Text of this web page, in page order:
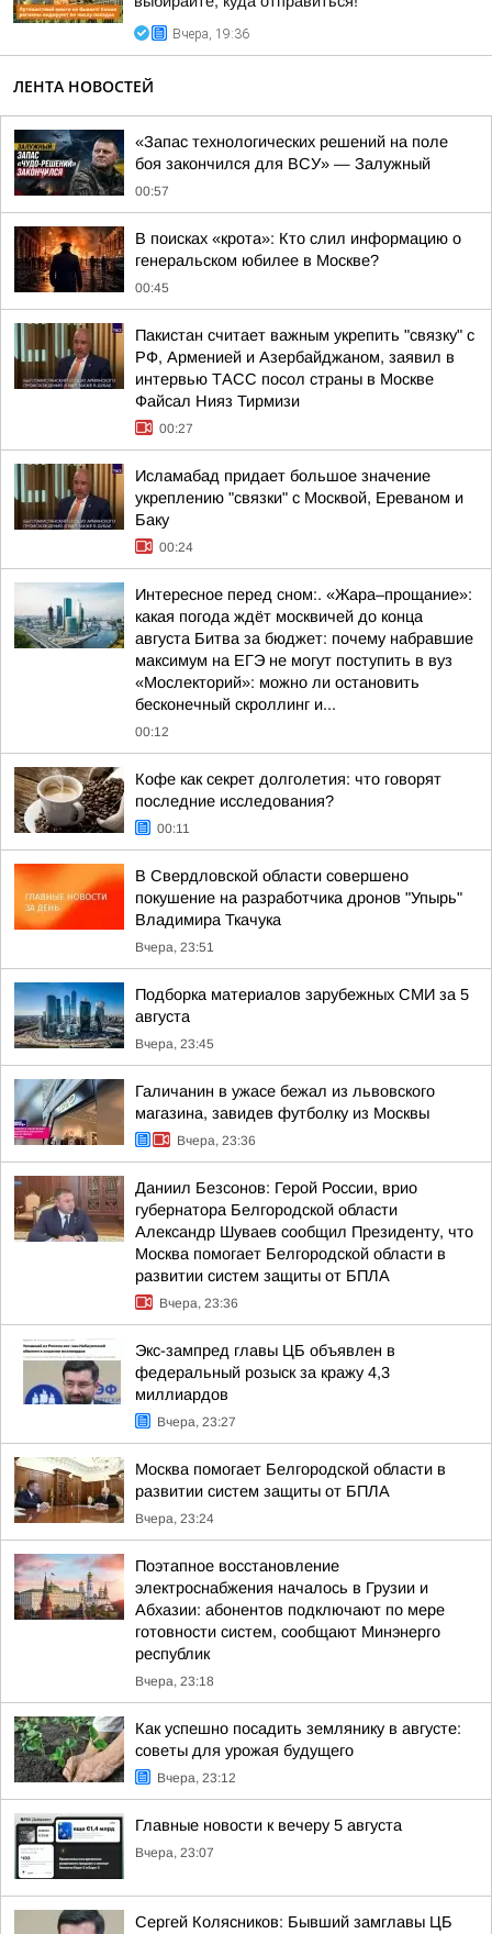
Вчера, 19:36
ЛЕНТА НОВОСТЕЙ
«Запас технологических решений на поле
боя закончился для ВСУ» — Залужный
00:57
В поисках «крота»: Кто слил информацию о
генеральском юбилее в Москве?
00:45
Пакистан считает важным укрепить "связку" с
РФ, Арменией и Азербайджаном, заявил в
интервью ТАСС посол страны в Москве
Файсал Нияз Тирмизи
00:27
Исламабад придает большое значение
укреплению "связки" с Москвой, Ереваном и
Баку
00:24
Интересное перед сном:. «Жара–прощание»:
какая погода ждёт москвичей до конца
августа Битва за бюджет: почему набравшие
максимум на ЕГЭ не могут поступить в вуз
«Мослекторий»: можно ли остановить
бесконечный скроллинг и...
00:12
Кофе как секрет долголетия: что говорят
последние исследования?
00:11
В Свердловской области совершено
покушение на разработчика дронов "Упырь"
Владимира Ткачука
Вчера, 23:51
Подборка материалов зарубежных СМИ за 5
августа
Вчера, 23:45
Галичанин в ужасе бежал из львовского
магазина, завидев футболку из Москвы
Вчера, 23:36
Даниил Безсонов: Герой России, врио
губернатора Белгородской области
Александр Шуваев сообщил Президенту, что
Москва помогает Белгородской области в
развитии систем защиты от БПЛА
Вчера, 23:36
Экс-зампред главы ЦБ объявлен в
федеральный розыск за кражу 4,3
миллиардов
Вчера, 23:27
Москва помогает Белгородской области в
развитии систем защиты от БПЛА
Вчера, 23:24
Поэтапное восстановление
электроснабжения началось в Грузии и
Абхазии: абонентов подключают по мере
готовности систем, сообщают Минэнерго
республик
Вчера, 23:18
Как успешно посадить землянику в августе:
советы для урожая будущего
Вчера, 23:12
Главные новости к вечеру 5 августа
Вчера, 23:07
Сергей Колясников: Бывший замглавы ЦБ